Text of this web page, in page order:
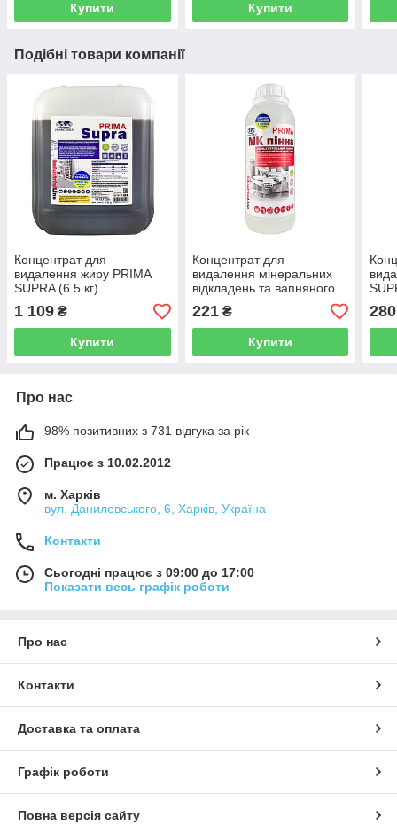
Купити Купити
Подібні товари компанії
Концентрат для
видалення жиру PRIMA
SUPRA (6.5 кг)
1 109 ₴
Купити
Концентрат для
видалення мінеральних
відкладень та вапняного
(1.1 кг)
221₴
Купити
280
Про нас
98% позитивних з 731 відгука за рік
Працює з 10.02.2012
м. Харків
вул. Данилевського, 6, Харків, Україна
Контакти
Сьогодні працює з 09:00 до 17:00
Показати весь графік роботи
Про нас
Контакти
Доставка та оплата
Графік роботи
Повна версія сайту